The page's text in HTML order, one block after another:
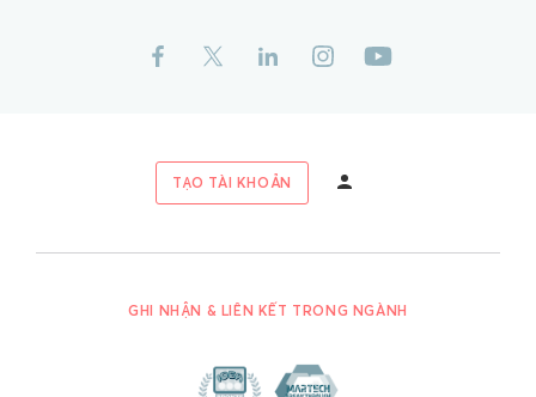
TẠO TÀI KHOẢN
GHI NHẬN & LIÊN KẾT TRONG NGÀNH